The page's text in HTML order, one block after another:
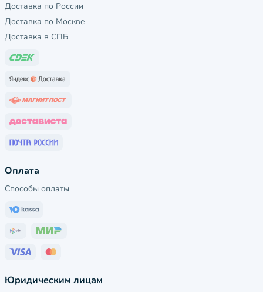
Доставка по России
Доставка по Москве
Доставка в СПБ
Оплата
Способы оплаты
Юридическим лицам